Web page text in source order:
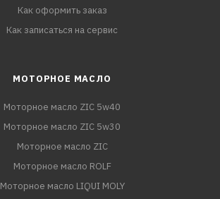
Как оформить заказ
Как записаться на сервис
МОТОРНОЕ МАСЛО
Моторное масло ZIC 5w40
Моторное масло ZIC 5w30
Моторное масло ZIC
Моторное масло ROLF
Моторное масло LIQUI MOLY